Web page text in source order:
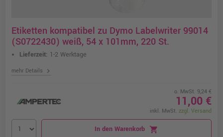
Etiketten kompatibel zu Dymo Labelwriter 99014
(S0722430) weiß, 54 x 101mm, 220 St.
Lieferzeit: 1-2 Werktage
mehr Details chevron_right
o. MwSt. 9,24 €
11,00 €
inkl. MwSt. zzgl. Versand
In den Warenkorb shopping_cart